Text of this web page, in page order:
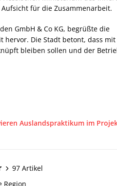
für die Zusammenarbeit.
GmbH & Co KG, begrüßte die
hervor. Die Stadt betont, dass
bleiben sollen und der
Auslandspraktikum im
97 Artikel
Region